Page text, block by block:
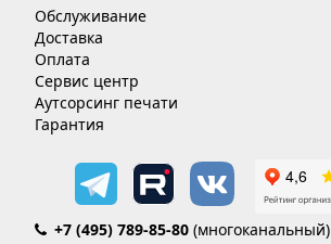
Обслуживание
Доставка
Оплата
Сервис центр
Аутсорсинг печати
Гарантия
+7 (495) 789-85-80 (многоканальный)